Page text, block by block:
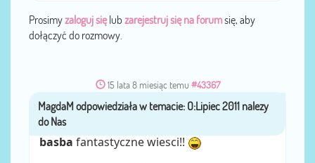
Prosimyzaloguj sięlub zarejestruj się na forumsię, aby
dołączyć do rozmowy.
15 lata 8 miesiąc temu #43367
przezMagdaM
basba fantastyczne wiesci!!